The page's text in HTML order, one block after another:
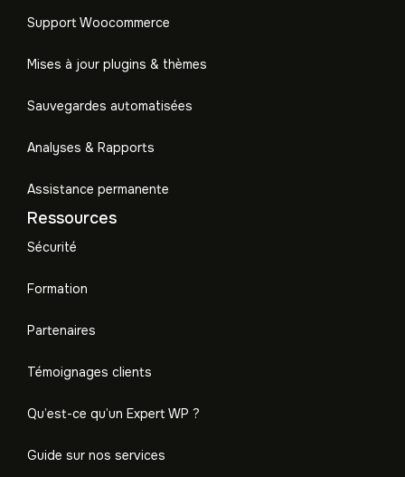
Support Woocommerce
Mises à jour plugins & thèmes
Sauvegardes automatisées
Analyses & Rapports
Assistance permanente
Ressources
Sécurité
Formation
Partenaires
Témoignages clients
Qu’est-ce qu’un Expert WP ?
Guide sur nos services